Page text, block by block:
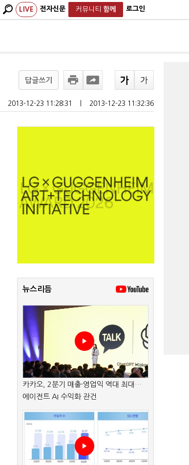
LIVE 전자신문 커뮤니티 함께 로그인
답글쓰기
2013-12-23 11:28:31 2013-12-23 11:32:36
뉴스리듬
카카오, 2분기 매출·영업익 역대 최대…
에이전트 AI 수익화 관건